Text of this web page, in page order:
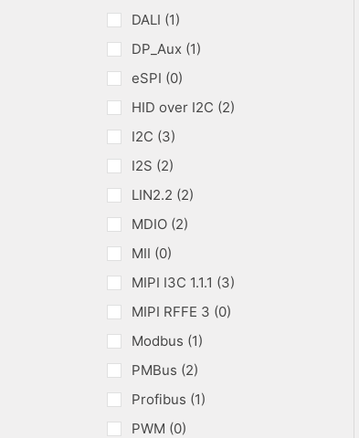
DALI (1)
DP_Aux (1)
eSPI (0)
HID over I2C (2)
I2C (3)
I2S (2)
LIN2.2 (2)
MDIO (2)
MII (0)
MIPI I3C 1.1.1 (3)
MIPI RFFE 3 (0)
Modbus (1)
PMBus (2)
Profibus (1)
PWM (0)